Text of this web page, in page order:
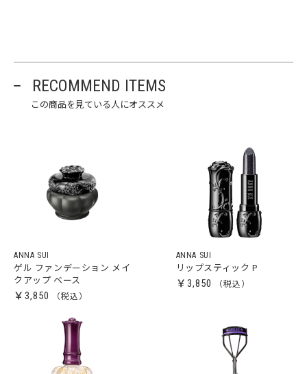
RECOMMEND ITEMS
この商品を見ている人にオススメ
ANNA SUI
ゲル ファンデーション メイ
クアップ ベース
￥3,850
ANNA SUI
リップスティック P
￥3,850